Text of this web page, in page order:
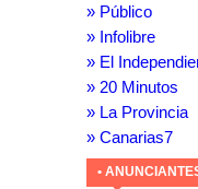
» Público
» Infolibre
» El
» 20 Minutos
» La Provincia
» Canarias7
•